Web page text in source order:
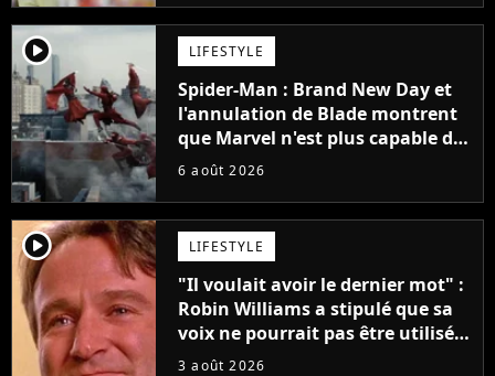
player2 LIFESTYLE
Spider-Man : Brand New Day et
l'annulation de Blade montrent
que Marvel n'est plus capable de
faire quoi que ce soit de simple
6 août 2026
player2 LIFESTYLE
"Il voulait avoir le dernier mot" :
Robin Williams a stipulé que sa
voix ne pourrait pas être utilisée
avant 2039, pourtant Disney
3 août 2026